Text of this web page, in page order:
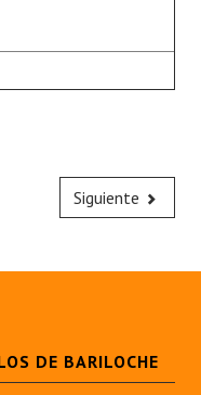
Siguiente
DE BARILOCHE